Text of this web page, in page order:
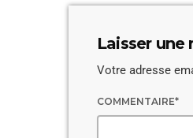
Laisser une
Votre adresse
COMMENTAIRE*